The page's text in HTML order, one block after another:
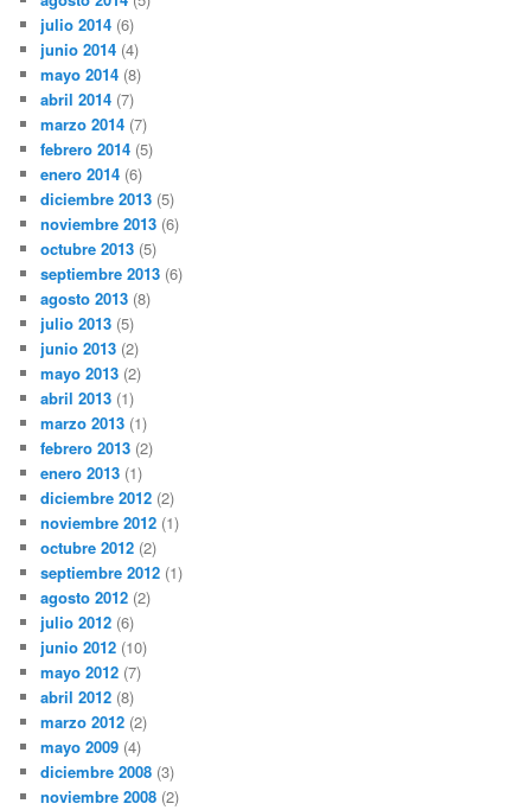
julio 2014 (6)
junio 2014 (4)
mayo 2014 (8)
abril 2014 (7)
marzo 2014 (7)
febrero 2014 (5)
enero 2014 (6)
diciembre 2013 (5)
noviembre 2013 (6)
octubre 2013 (5)
septiembre 2013 (6)
agosto 2013 (8)
julio 2013 (5)
junio 2013 (2)
mayo 2013 (2)
abril 2013 (1)
marzo 2013 (1)
febrero 2013 (2)
enero 2013 (1)
diciembre 2012 (2)
noviembre 2012 (1)
octubre 2012 (2)
septiembre 2012 (1)
agosto 2012 (2)
julio 2012 (6)
junio 2012 (10)
mayo 2012 (7)
abril 2012 (8)
marzo 2012 (2)
mayo 2009 (4)
diciembre 2008 (3)
noviembre 2008 (2)